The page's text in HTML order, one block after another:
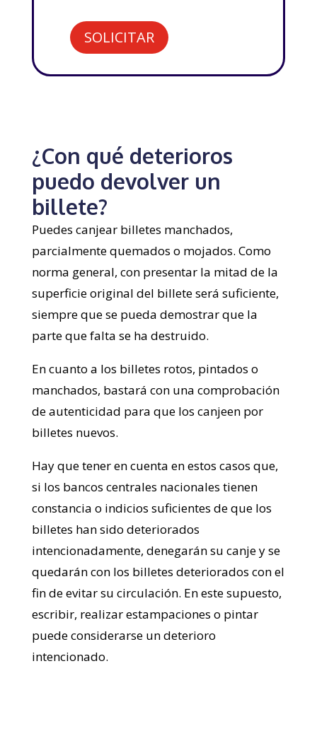
SOLICITAR
¿Con qué deterioros
puedo devolver un
billete?
Puedes canjear billetes manchados,
parcialmente quemados o mojados. Como
norma general, con presentar la mitad de la
superficie original del billete será suficiente,
siempre que se pueda demostrar que la
parte que falta se ha destruido.
En cuanto a los billetes rotos, pintados o
manchados, bastará con una comprobación
de autenticidad para que los canjeen por
billetes nuevos.
Hay que tener en cuenta en estos casos que,
si los bancos centrales nacionales tienen
constancia o indicios suficientes de que los
billetes han sido deteriorados
intencionadamente, denegarán su canje y se
quedarán con los billetes deteriorados con el
fin de evitar su circulación. En este supuesto,
escribir, realizar estampaciones o pintar
puede considerarse un deterioro
intencionado.